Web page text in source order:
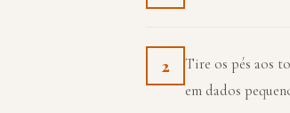
2
Tire os pés aos
em dados